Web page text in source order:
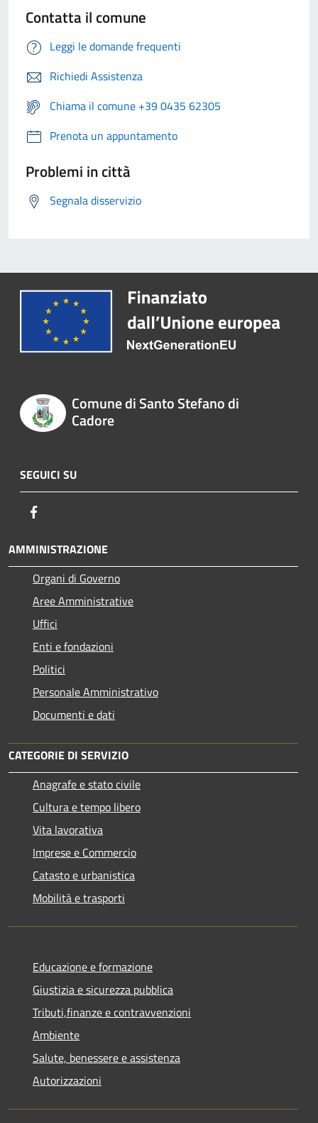
Contatta il comune
Leggi le domande frequenti
Richiedi Assistenza
Chiama il comune +39 0435 62305
Prenota un appuntamento
Problemi in città
Segnala disservizio
Comune di Santo Stefano di
Cadore
SEGUICI SU
AMMINISTRAZIONE
Organi di Governo
Aree Amministrative
Uffici
Enti e fondazioni
Politici
Personale Amministrativo
Documenti e dati
CATEGORIE DI SERVIZIO
Anagrafe e stato civile
Cultura e tempo libero
Vita lavorativa
Imprese e Commercio
Catasto e urbanistica
Mobilità e trasporti
Educazione e formazione
Giustizia e sicurezza pubblica
Tributi,finanze e contravvenzioni
Ambiente
Salute, benessere e assistenza
Autorizzazioni